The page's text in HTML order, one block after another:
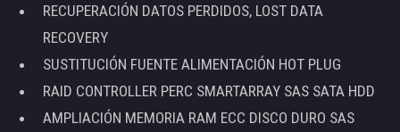
RECUPERACIÓN DATOS PERDIDOS, LOST DATA
RECOVERY
SUSTITUCIÓN FUENTE ALIMENTACIÓN HOT PLUG
RAID CONTROLLER PERC SMARTARRAY SAS SATA HDD
AMPLIACIÓN MEMORIA RAM ECC DISCO DURO SAS